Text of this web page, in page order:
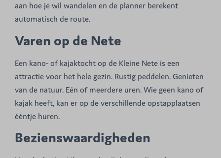
aan hoe je wil wandelen en de planner berekent
automatisch de route.
Varen op de Nete
Een kano- of kajaktocht op de Kleine Nete is een
attractie voor het hele gezin. Rustig peddelen. Genieten
van de natuur. Eén of meerdere uren. Wie geen kano of
kajak heeft, kan er op de verschillende opstapplaatsen
ééntje huren.
Bezienswaardigheden